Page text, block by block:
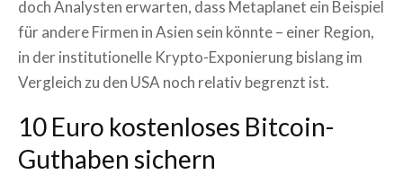
doch Analysten erwarten, dass Metaplanet ein Beispiel
für andere Firmen in Asien sein könnte – einer Region,
in der institutionelle Krypto-Exponierung bislang im
Vergleich zu den USA noch relativ begrenzt ist.
10 Euro kostenloses Bitcoin-
Guthaben sichern